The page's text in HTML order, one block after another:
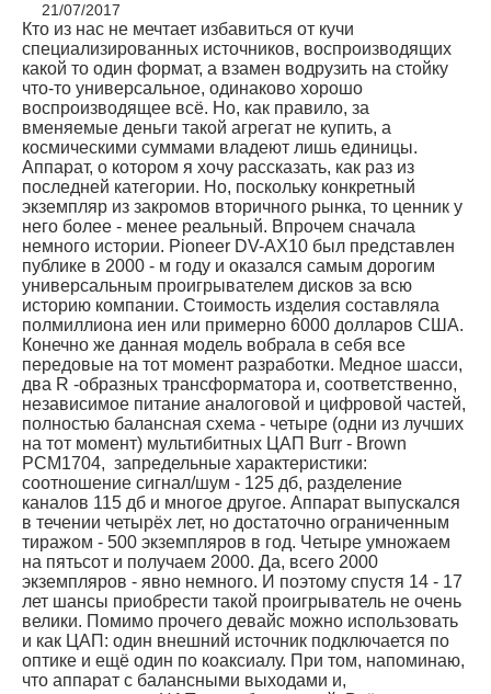
21/07/2017
Кто из нас не мечтает избавиться от кучи
специализированных источников, воспроизводящих
какой то один формат, а взамен водрузить на стойку
что-то универсальное, одинаково хорошо
воспроизводящее всё. Но, как правило, за
вменяемые деньги такой агрегат не купить, а
космическими суммами владеют лишь единицы.
Аппарат, о котором я хочу рассказать, как раз из
последней категории. Но, поскольку конкретный
экземпляр из закромов вторичного рынка, то ценник у
него более - менее реальный. Впрочем сначала
немного истории. Pioneer DV-AX10 был представлен
публике в 2000 - м году и оказался самым дорогим
универсальным проигрывателем дисков за всю
историю компании. Стоимость изделия составляла
полмиллиона иен или примерно 6000 долларов США.
Конечно же данная модель вобрала в себя все
передовые на тот момент разработки. Медное шасси,
два R -образных трансформатора и, соответственно,
независимое питание аналоговой и цифровой частей,
полностью балансная схема - четыре (одни из лучших
на тот момент) мультибитных ЦАП Burr - Brown
PCM1704, запредельные характеристики:
соотношение сигнал/шум - 125 дб, разделение
каналов 115 дб и многое другое. Аппарат выпускался
в течении четырёх лет, но достаточно ограниченным
тиражом - 500 экземпляров в год. Четыре умножаем
на пятьсот и получаем 2000. Да, всего 2000
экземпляров - явно немного. И поэтому спустя 14 - 17
лет шансы приобрести такой проигрыватель не очень
велики. Помимо прочего девайс можно использовать
и как ЦАП: один внешний источник подключается по
оптике и ещё один по коаксиалу. При том, напоминаю,
что аппарат с балансными выходами и,